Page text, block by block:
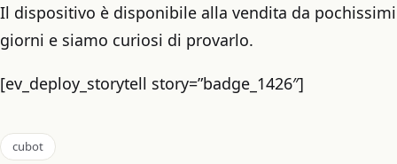
Il dispositivo è disponibile alla vendita da pochissimi
giorni e siamo curiosi di provarlo.
[ev_deploy_storytell story=”badge_1426″]
cubot